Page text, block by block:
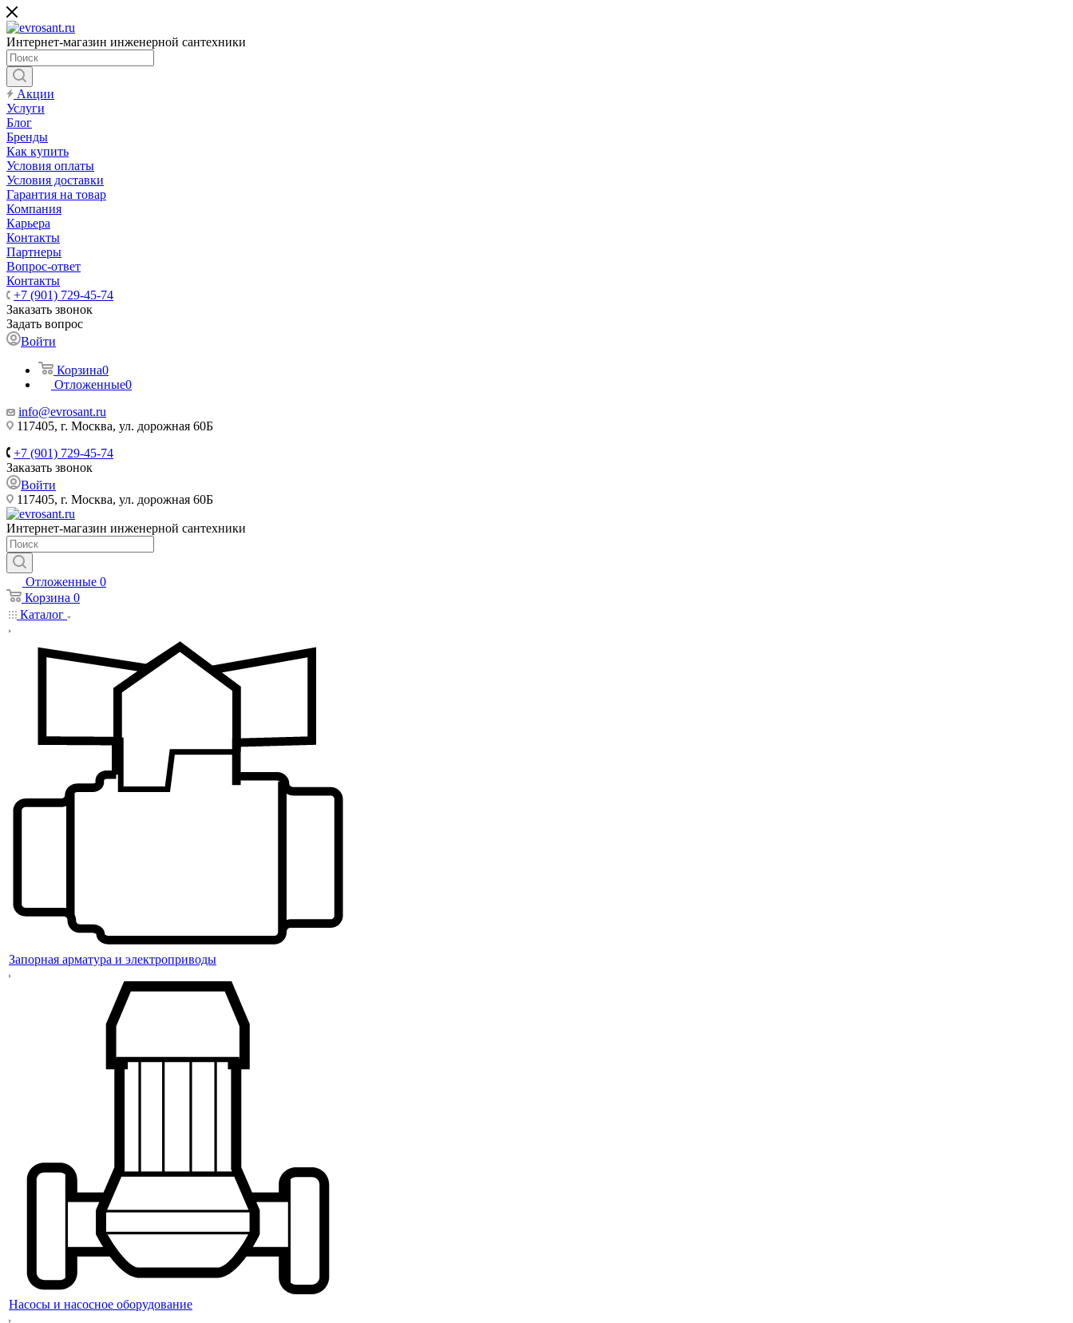
Интернет-магазин инженерной сантехники
Акции
Услуги
Блог
Бренды
Как купить
Условия оплаты
Условия доставки
Гарантия на товар
Компания
Карьера
Контакты
Партнеры
Вопрос-ответ
Контакты
+7 (901) 729-45-74
Заказать звонок
Задать вопрос
Войти
Корзина0
Отложенные0
info@evrosant.ru
117405, г. Москва, ул. дорожная 60Б
+7 (901) 729-45-74
Заказать звонок
Войти
117405, г. Москва, ул. дорожная 60Б
Интернет-магазин инженерной сантехники
Отложенные 0
Корзина 0
Каталог
Запорная арматура и электроприводы
Насосы и насосное оборудование